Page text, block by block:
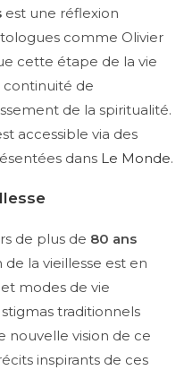
est une réflexion
comme Olivier
cette étape de la vie
de
de la spiritualité.
accessible via des
dans Le Monde.
de plus de 80 ans
la vieillesse est en
modes de vie
traditionnels
nouvelle vision de ce
inspirants de ces